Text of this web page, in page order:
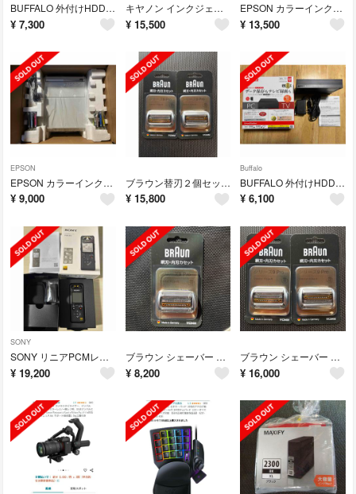
BUFFALO 外付けHDD 2TB ブラック HD-EDS2U3-BE
¥ 7,300
キヤノン インクジェット複合機 PIXUS TS7530 ホワイト(1台)
¥ 15,500
EPSON カラーインクジェット複合機 EP-716A
¥ 13,500
EPSON
EPSON カラーインクジェットプリンター Colorio EP-315
¥ 9,000
ブラウン替刃２個セット f/c94m
¥ 15,800
Buffalo
BUFFALO 外付けHDD 2TB ブラック HD-EDS2U3-BE
¥ 6,100
SONY
SONY リニアPCMレコーダー PCM-A10
¥ 19,200
ブラウン シェーバー シリーズ9 替刃 F／C94M(1個)
¥ 8,200
ブラウン シェーバー シリーズ9 替刃 F／C94M(1個)
¥ 16,000